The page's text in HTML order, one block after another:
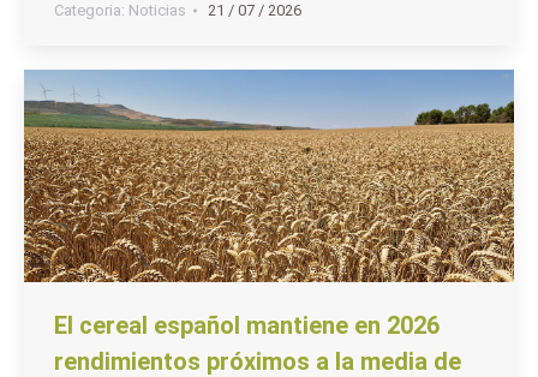
Categoria: Noticias 21 / 07 / 2026
El cereal español mantiene en 2026
rendimientos próximos a la media de